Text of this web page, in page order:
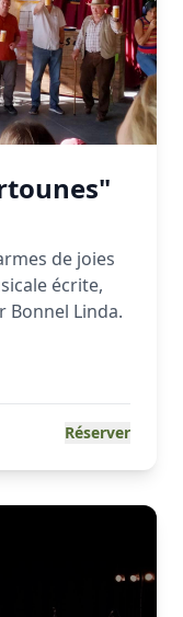
de joies
écrite,
Bonnel Linda.
Réserver